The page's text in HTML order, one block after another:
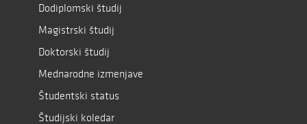
Dodiplomski študij
Magistrski študij
Doktorski študij
Mednarodne izmenjave
Študentski status
Študijski koledar